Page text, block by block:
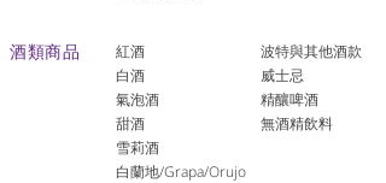
酒類商品
紅酒
白酒
氣泡酒
​甜酒
雪莉酒
白蘭地/Grapa/Orujo
波特與其他酒款
威士忌
精釀啤酒
​無酒精飲料